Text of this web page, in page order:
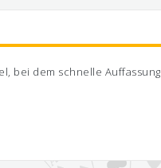
bei dem schnelle